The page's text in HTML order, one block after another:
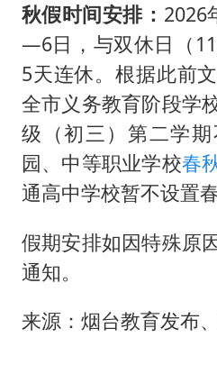
秋假时间安排： 2026
—6日，与双休日（
5天连休。根据此前
全市义务教育阶段学
级（初三）第二学
园、中等职业学校春
通高中学校暂不设置春
假期安排如因特殊原
通知。
来源：烟台教育发布